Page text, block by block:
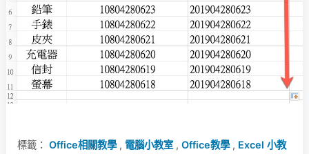
標籤： Office相關教學, 電腦小教室 , Office教學, Excel 小教